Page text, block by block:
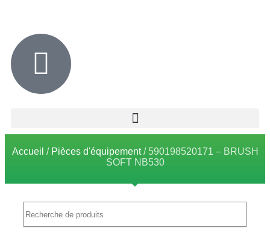
Accueil / Pièces d'équipement/ 590198520171 – BRUSH
SOFT NB530